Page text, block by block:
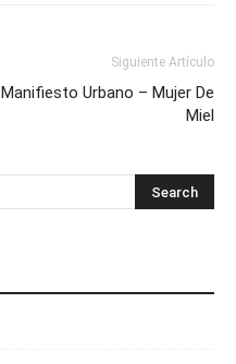
Siguiente Artículo
Manifiesto Urbano – Mujer De
Miel